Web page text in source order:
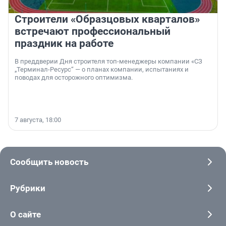
Строители «Образцовых кварталов»
встречают профессиональный
праздник на работе
В преддверии Дня строителя топ-менеджеры компании «СЗ
„Терминал-Ресурс“ — о планах компании, испытаниях и
поводах для осторожного оптимизма.
7 августа, 18:00
Сообщить новость
Рубрики
О сайте